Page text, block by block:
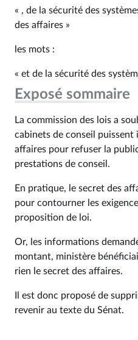
« , de la sécurité des
des affaires »
les mots :
« et de la sécurité des
Exposé sommaire
La commission des lois a
cabinets de conseil puissent
affaires pour refuser la
prestations de conseil.
En pratique, le secret des
pour contourner les
proposition de loi.
Or, les informations
montant, ministère
rien le secret des affaires.
Il est donc proposé de
revenir au texte du Sénat.